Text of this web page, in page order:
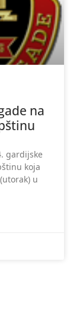
na
gardijske
koja
u